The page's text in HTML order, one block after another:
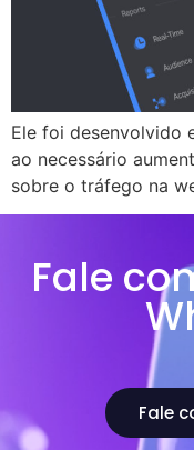
Ele foi desenvolvido
ao necessário
sobre o tráfego na
Fale
Fale